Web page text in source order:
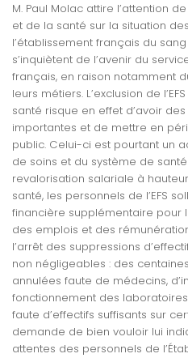
M. Paul Molac attire l’attention
et de la santé sur la situation
l’établissement français du
s’inquiètent de l’avenir du
français, en raison notamment
leurs métiers. L’exclusion de
santé risque en effet d’avoir
importantes et de mettre en
public. Celui-ci est pourtant un
de soins et du système de
revalorisation salariale à
santé, les personnels de l’EFS
financière supplémentaire pour
des emplois et des
l’arrêt des suppressions
non négligeables : des
annulées faute de médecins,
fonctionnement des
faute d’effectifs suffisants sur
demande de bien vouloir lui
attentes des personnels de